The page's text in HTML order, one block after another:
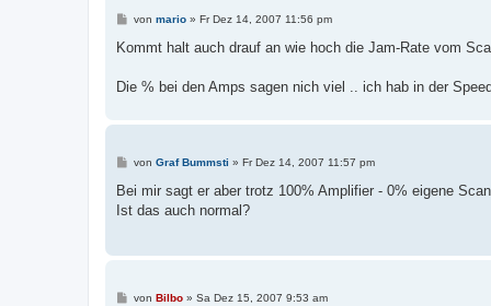
B
i
a
von mario» Fr Dez 14, 2007 11:56 pm
Kommt halt auch drauf an wie hoch die Jam-Rate vom
Die % bei den Amps sagen nich viel .. ich hab in der
B
i
r
von Graf Bummsti » Fr Dez 14, 2007 11:57 pm
Bei mir sagt er aber trotz 100% Amplifier - 0% eigene
Ist das auch normal?
Bvon Bilbo» Sa Dez 15, 2007 9:53 am